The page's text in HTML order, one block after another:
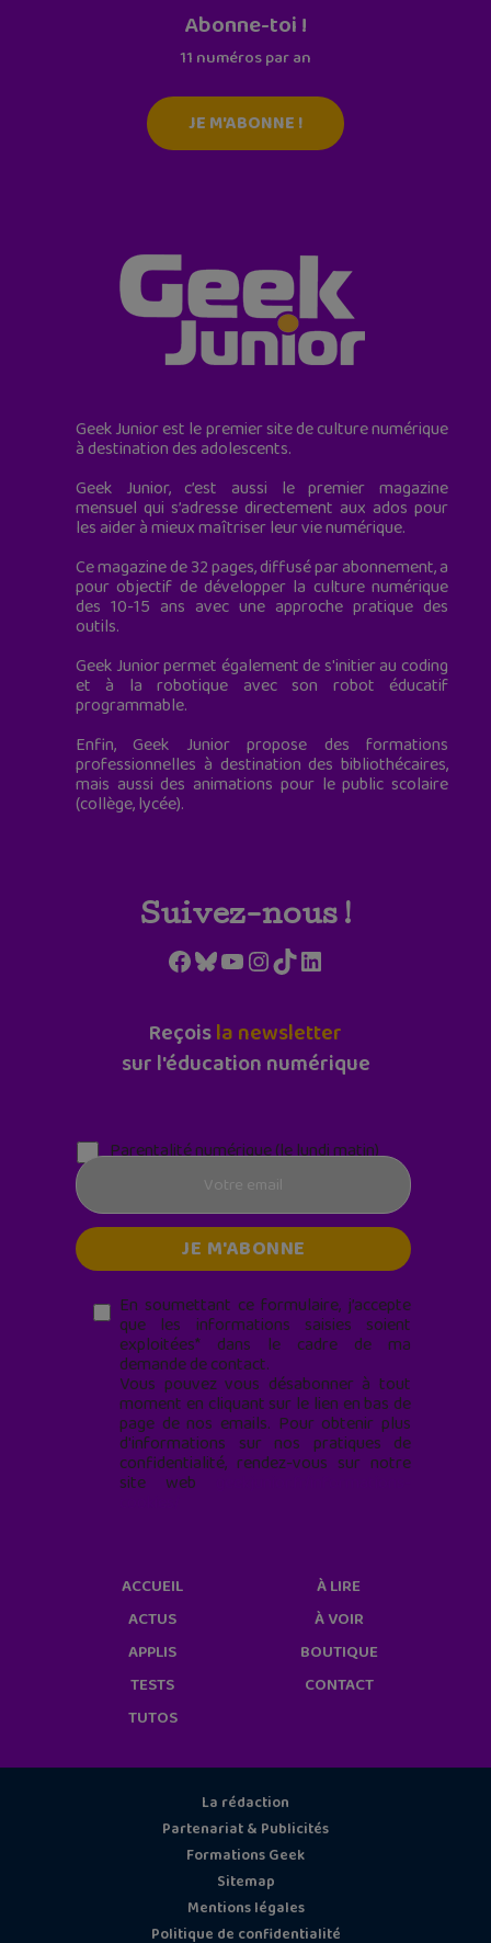
Abonne-toi !
11 numéros par an
JE M'ABONNE !
Geek Junior est le premier site de culture numérique
à destination des adolescents.
Geek Junior, c’est aussi le premier magazine
mensuel qui s’adresse directement aux ados pour
les aider à mieux maîtriser leur vie numérique.
Ce magazine de 32 pages, diffusé par abonnement, a
pour objectif de développer la culture numérique
des 10-15 ans avec une approche pratique des
outils.
Geek Junior permet également de s'initier au coding
et à la robotique avec son robot éducatif
programmable.
Enfin, Geek Junior propose des formations
professionnelles à destination des bibliothécaires,
mais aussi des animations pour le public scolaire
(collège, lycée).
Suivez-nous !
Facebook
Bluesky
YouTube
Instagram
TikTokLinkedIn
Reçoisla newsletter
sur l'éducation numérique
Parentalité numérique (le lundi matin)
En soumettant ce formulaire, j’accepte
que les informations saisies soient
exploitées* dans le cadre de ma
demande de contact.
Vous pouvez vous désabonner à tout
moment en cliquant sur le lien en bas de
page de nos emails. Pour obtenir plus
d'informations sur nos pratiques de
confidentialité, rendez-vous sur notre
site web
ACCUEIL
ACTUS
APPLIS
TESTS
TUTOS
À LIRE
À VOIR
BOUTIQUE
CONTACT
La rédaction
Partenariat & Publicités
Formations Geek
Sitemap
Mentions légales
Politique de confidentialité